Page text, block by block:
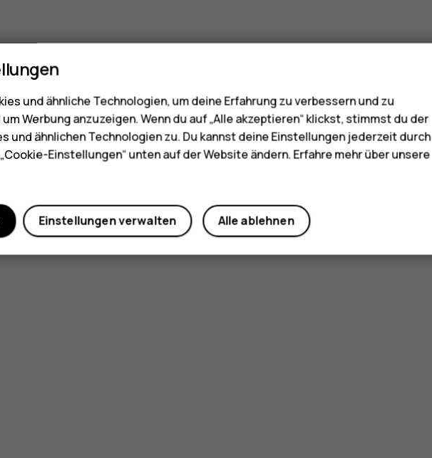
und ähnliche Technologien, um deine Erfahrung zu verbessern und zu
Werbung anzuzeigen. Wenn du auf „Alle akzeptieren“ klickst, stimmst du der
und ähnlichen Technologien zu. Du kannst deine Einstellungen jederzeit durch
Einstellungen“ unten auf der Website ändern. Erfahre mehr über unsere
Alle ablehnen
Einstellungen verwalten